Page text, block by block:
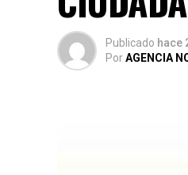
Publicado hace
PorAGENCIA